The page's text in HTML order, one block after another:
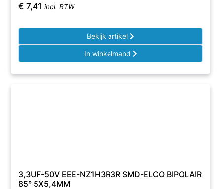
€ 7,41 incl. BTW
Bekijk artikel
In winkelmand
3,3UF-50V EEE-NZ1H3R3R SMD-ELCO BIPOLAIR
85° 5X5,4MM